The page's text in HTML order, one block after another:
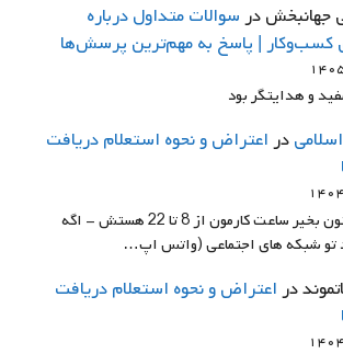
جهانبخشدرسوالات متداول درباره
کسب‌وکار | پاسخ به مهم‌ترین پرسش‌ها
۱۵
و هدایتگر بود
دراعتراض و نحوه استعلام دریافت
۲۴
سلام شبتون بخیر ساعت کارمون از 8 تا 22 هستش - اگه
تو شبکه های اجتماعی (واتس اپ…
دراعتراض و نحوه استعلام دریافت
۲۴